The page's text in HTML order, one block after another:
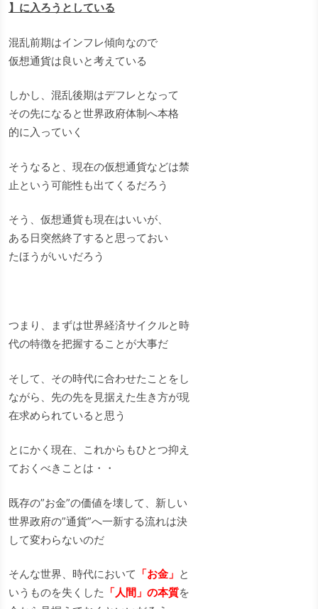
】に入ろうとしている
混乱前期はインフレ傾向なので
仮想通貨は良いと考えている
しかし、混乱後期はデフレとなって
その先になると世界政府体制へ本格
的に入っていく
そうなると、現在の仮想通貨などは禁
止という可能性も出てくるだろう
そう、仮想通貨も現在はいいが、
ある日突然終了すると思っておい
たほうがいいだろう
つまり、まずは世界経済サイクルと時
代の特徴を把握することが大事だ
そして、その時代に合わせたことをし
ながら、先の先を見据えた生き方が現
在求められていると思う
とにかく現在、これからもひとつ抑え
ておくべきことは・・
既存の”お金”の価値を壊して、新しい
世界政府の”通貨”へ一新する流れは決
して変わらないのだ
そんな世界、時代において 「お金」 と
いうものを失くした 「人間」の本質を